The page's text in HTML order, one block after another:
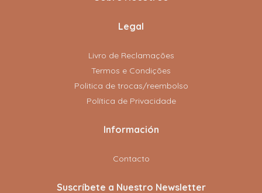
Legal
Livro de Reclamações
Termos e Condições
Politica de trocas/reembolso
Política de Privacidade
Información
Contacto
Suscríbete a Nuestro Newsletter